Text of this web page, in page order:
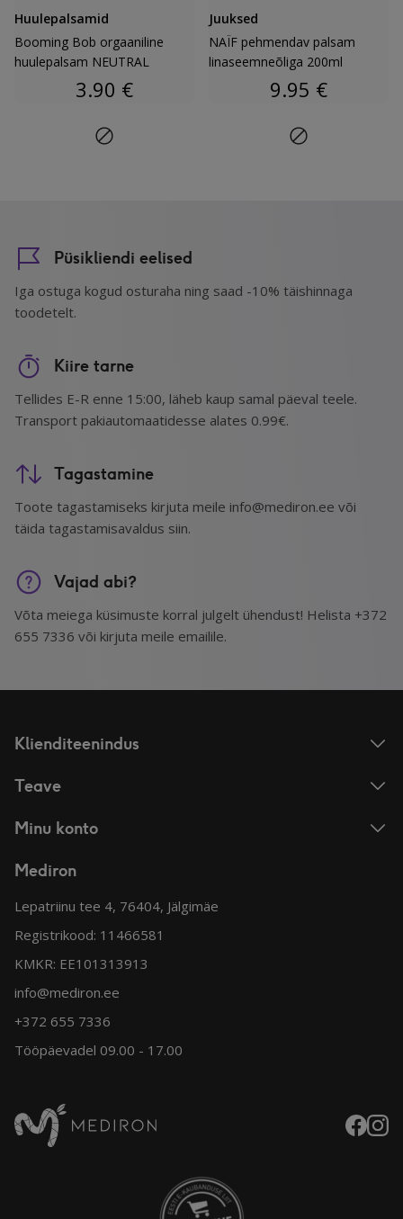
Huulepalsamid
Booming Bob orgaaniline
huulepalsam NEUTRAL
3.90 €
Juuksed
NAÏF pehmendav palsam
linaseemneõliga 200ml
9.95 €
Püsikliendi eelised
Iga ostuga kogud osturaha ning saad -10% täishinnaga
toodetelt.
Kiire tarne
Tellides E-R enne 15:00, läheb kaup samal päeval teele.
Transport pakiautomaatidesse alates 0.99€.
Tagastamine
Toote tagastamiseks kirjuta meile info@mediron.ee või
täida tagastamisavaldus siin.
Vajad abi?
Võta meiega küsimuste korral julgelt ühendust! Helista +372
655 7336 või kirjuta meile emailile.
Klienditeenindus
Teave
Minu konto
Mediron
Lepatriinu tee 4, 76404, Jälgimäe
Registrikood: 11466581
KMKR: EE101313913
info@mediron.ee
+372 655 7336
Tööpäevadel 09.00 - 17.00